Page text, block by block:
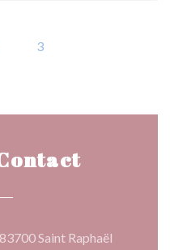
3
Saint Raphaël